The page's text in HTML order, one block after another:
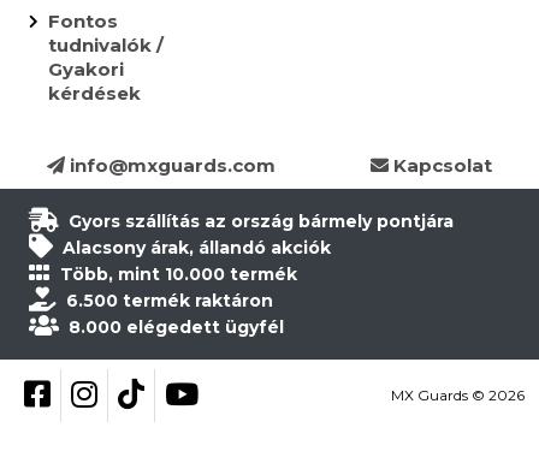
Fontos
tudnivalók /
Gyakori
kérdések
info@mxguards.com Kapcsolat
Gyors szállítás az ország bármely pontjára
Alacsony árak, állandó akciók
Több, mint 10.000 termék
6.500 termék raktáron
8.000 elégedett ügyfél
Kövess be Facebookon
Kövess be Instagramon
Kövess be TikTokon
YouTube MX Guards © 2026